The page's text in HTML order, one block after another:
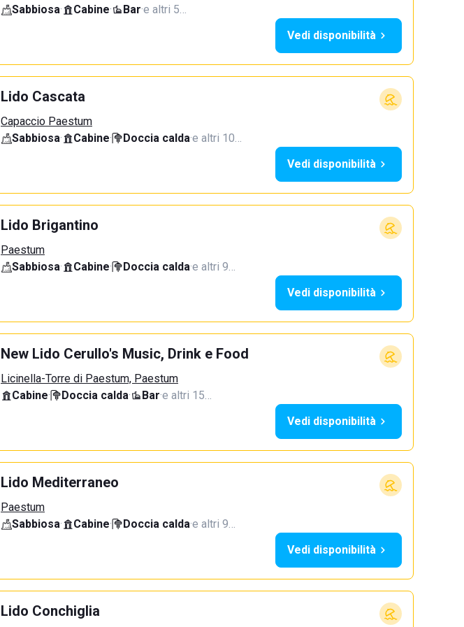
Sabbiosa· Cabine· Bar·e altri 5…
Vedi disponibilità
Lido Cascata
Capaccio Paestum
Sabbiosa· Cabine· Doccia calda·e altri 10…
Vedi disponibilità
Lido Brigantino
Paestum
Sabbiosa· Cabine· Doccia calda·e altri 9…
Vedi disponibilità
New Lido Cerullo's Music, Drink e Food
Licinella-Torre di Paestum, Paestum
Cabine· Doccia calda· Bar·e altri 15…
Vedi disponibilità
Lido Mediterraneo
Paestum
Sabbiosa· Cabine· Doccia calda·e altri 9…
Vedi disponibilità
Lido Conchiglia